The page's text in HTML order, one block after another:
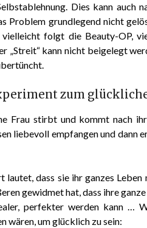
Dies kann auch
Problem grundlegend nicht
vielleicht folgt die Beauty-OP,
„Streit“ kann nicht beigelegt
zum
Frau stirbt und kommt nach
liebevoll empfangen und dann
lautet, dass sie ihr ganzes
gewidmet hat, dass ihre
perfekter werden kann …
wären, um glücklich zu sein: